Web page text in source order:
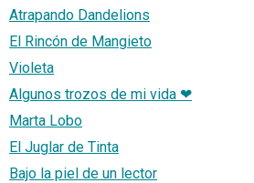
Atrapando Dandelions
El Rincón de Mangieto
Violeta
Algunos trozos de mi vida ❤
Marta Lobo
El Juglar de Tinta
Bajo la piel de un lector